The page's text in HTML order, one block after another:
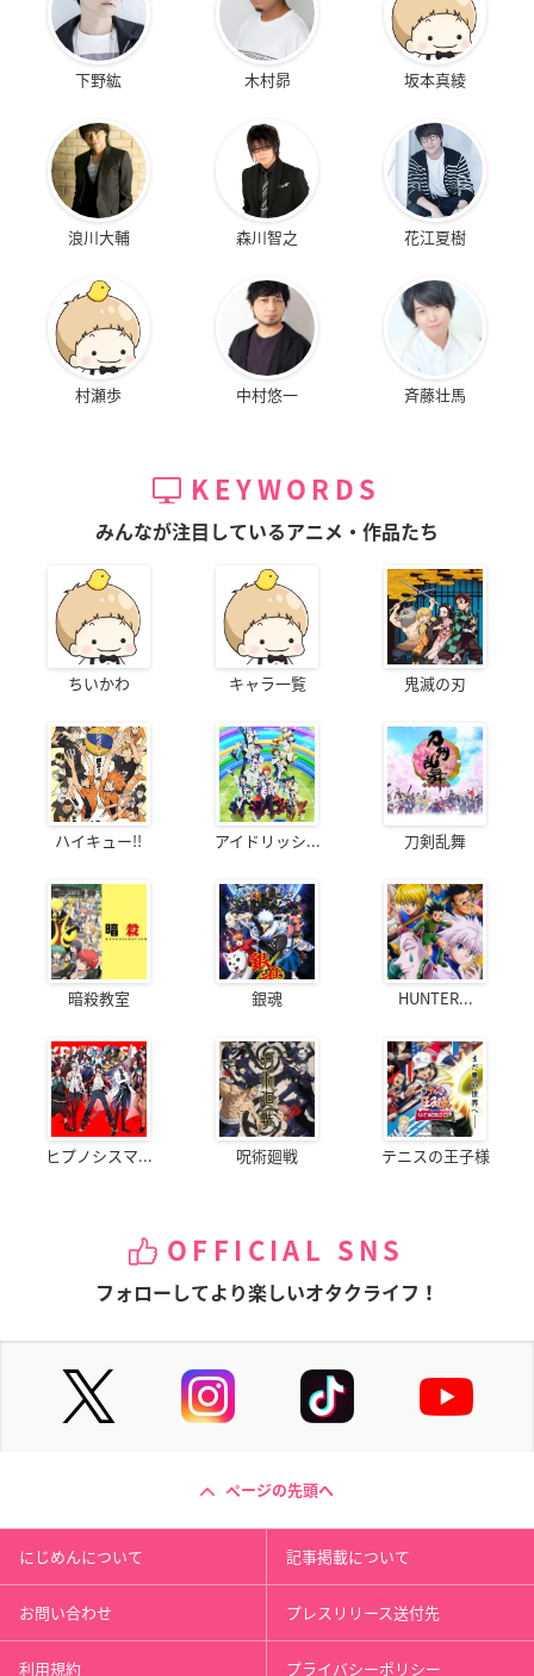
下野紘 木村昴 坂本真綾
浪川大輔 森川智之 花江夏樹
村瀬歩 中村悠一 斉藤壮馬
KEYWORDS
みんなが注目しているアニメ・作品たち
ちいかわ キャラ一覧 鬼滅の刃
ハイキュー!! アイドリッシ... 刀剣乱舞
暗殺教室 銀魂 HUNTER...
ヒプノシスマ... 呪術廻戦 テニスの王子様
OFFICIAL SNS
フォローしてより楽しいオタクライフ！
ページの先頭へ
にじめんについて 記事掲載について
お問い合わせ プレスリリース送付先
利用規約 プライバシーポリシー